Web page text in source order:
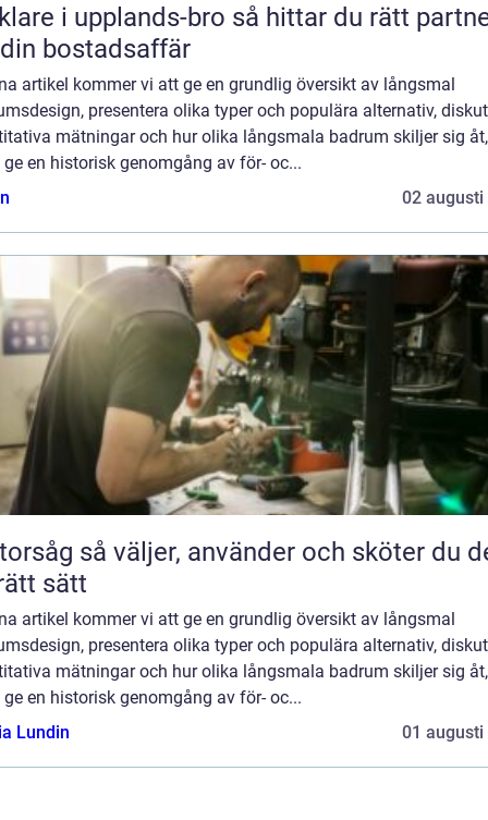
i upplands-bro så hittar du rätt partner
bostadsaffär
artikel kommer vi att ge en grundlig översikt av långsmal
presentera olika typer och populära alternativ,
mätningar och hur olika långsmala badrum skiljer sig åt,
en historisk genomgång av för- oc...
02 augusti
använder och sköter du den
sätt
artikel kommer vi att ge en grundlig översikt av långsmal
presentera olika typer och populära alternativ,
mätningar och hur olika långsmala badrum skiljer sig åt,
en historisk genomgång av för- oc...
Lundin
01 augusti